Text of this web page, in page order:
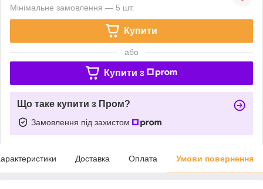
Мінімальне замовлення — 5 шт.
Купити
або
Купити з
Що таке купити з Пром?
Замовлення під захистом
Доставка Оплата Умови повернення